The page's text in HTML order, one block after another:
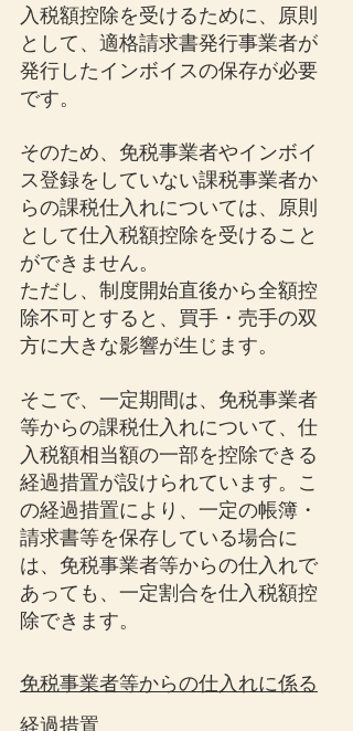
入税額控除を受けるために、原則
として、適格請求書発行事業者が
発行したインボイスの保存が必要
です。
そのため、免税事業者やインボイ
ス登録をしていない課税事業者か
らの課税仕入れについては、原則
として仕入税額控除を受けること
ができません。
ただし、制度開始直後から全額控
除不可とすると、買手・売手の双
方に大きな影響が生じます。
そこで、一定期間は、免税事業者
等からの課税仕入れについて、仕
入税額相当額の一部を控除できる
経過措置が設けられています。こ
の経過措置により、一定の帳簿・
請求書等を保存している場合に
は、免税事業者等からの仕入れで
あっても、一定割合を仕入税額控
除できます。
免税事業者等からの仕入れに係る
経過措置